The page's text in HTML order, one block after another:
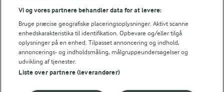
© 2026 Arla Foods
Vælg en anden cookies
Vi og vores partnere behandler data for at levere:
Bruge præcise geografiske placeringsoplysninger. Aktivt scanne
enhedskarakteristika til identifikation. Opbevare og/eller tilgå
oplysninger på en enhed. Tilpasset annoncering og indhold,
annoncerings- og indholdsmåling, målgruppeundersøgelser og
udvikling af tjenester.
Liste over partnere (leverandører)